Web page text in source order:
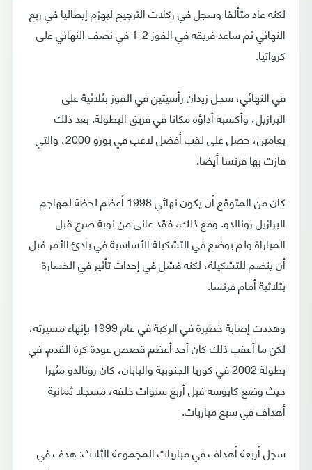
لكنه عاد متألقا وسجل في ركلات الترجيح ليهزم إيطاليا في ربع
النهائي ثم ساعد فريقه في الفوز 2-1 في نصف النهائي على
كرواتيا.
في النهائي، سجل زيدان رأسيتين في الفوز بثلاثية على
البرازيل، وأكسبه أداؤه مكانا في فريق البطولة. بعد ذلك
بعامين، حصل على لقب أفضل لاعب في يورو 2000، والتي
فازت بها فرنسا أيضا.
كان من المتوقع أن يكون نهائي 1998 أعظم لحظة لمهاجم
البرازيل رونالدو. ومع ذلك، فقد عانى من نوبة صرع قبل
المباراة ولم يوضع في التشكيلة الأساسية في بادئ الأمر قبل
أن ينضم للتشكيلة، لكنه فشل في إحداث تأثير في الخسارة
بثلاثية أمام فرنسا.
وهددت إصابة خطيرة في الركبة في عام 1999 بإنهاء مسيرته،
لكن ما أعقب ذلك كان أحد أعظم قصص عودة كرة القدم. في
بطولة 2002 في كوريا الجنوبية واليابان، كان رونالدو مثيرا
حيث وضع كابوسه قبل أربع سنوات خلفه، مسجلا ثمانية
أهداف في سبع مباريات.
سجل أربعة أهداف في مباريات المجموعة الثلاث: هدف في